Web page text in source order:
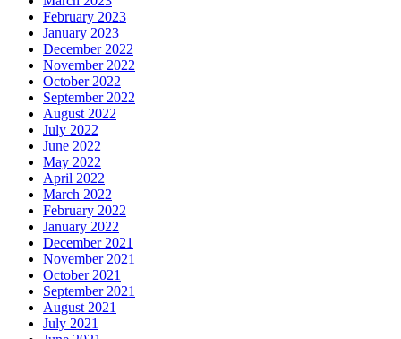
February 2023
January 2023
December 2022
November 2022
October 2022
September 2022
August 2022
July 2022
June 2022
May 2022
April 2022
March 2022
February 2022
January 2022
December 2021
November 2021
October 2021
September 2021
August 2021
July 2021